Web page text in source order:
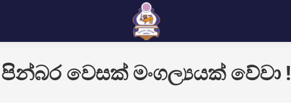
පින්බර වෙසක් මංගල්‍යයක් වේවා !